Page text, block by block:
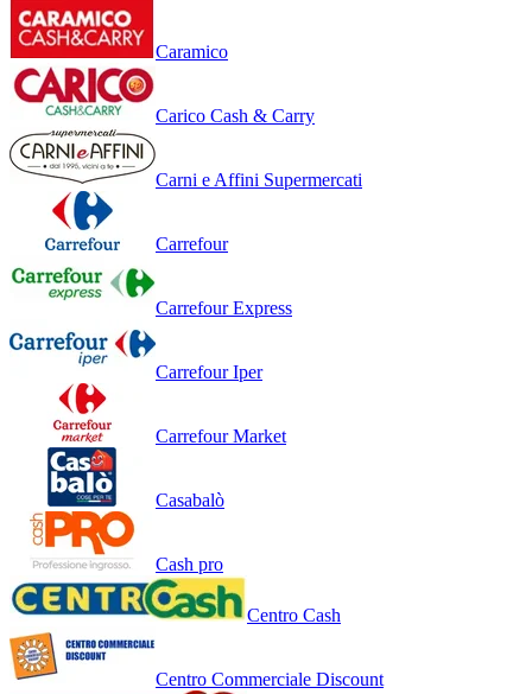
Caramico
Carico Cash & Carry
Carni e Affini Supermercati
Carrefour
Carrefour Express
Carrefour Iper
Carrefour Market
Casabalò
Cash pro
Centro Cash
Centro Commerciale Discount